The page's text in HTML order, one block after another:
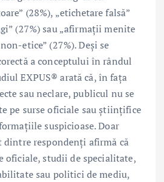
(28%), „etichetare falsă”
(27%) sau „afirmații menite
etice” (27%). Deși se
a conceptului în rândul
EXPUS® arată că, în fața
sau neclare, publicul nu se
pe surse oficiale sau științifice
suspicioase. Doar
dintre respondenți afirmă că
oficiale, studii de specialitate,
sau politici de mediu,